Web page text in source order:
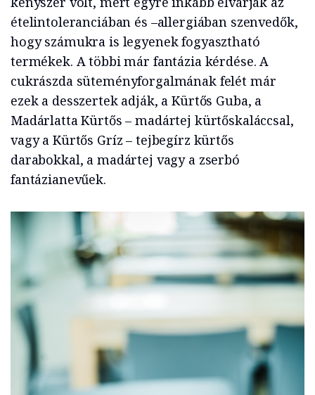
ételintoleranciában és –allergiában szenvedők,
hogy számukra is legyenek fogyasztható
termékek. A többi már fantázia kérdése. A
cukrászda süteményforgalmának felét már
ezek a desszertek adják, a Kürtős Guba, a
Madárlatta Kürtős – madártej kürtőskaláccsal,
vagy a Kürtős Gríz – tejbegírz kürtős
darabokkal, a madártej vagy a zserbó
fantázianevűek.